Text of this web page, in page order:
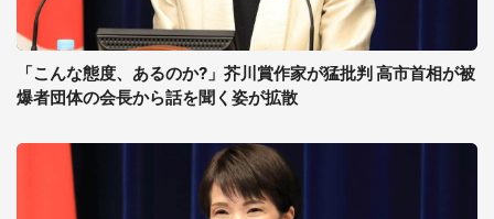
「こんな態度、あるのか?」芥川賞作家が猛批判 高市首相が被
爆者団体の会長から話を聞く姿が拡散